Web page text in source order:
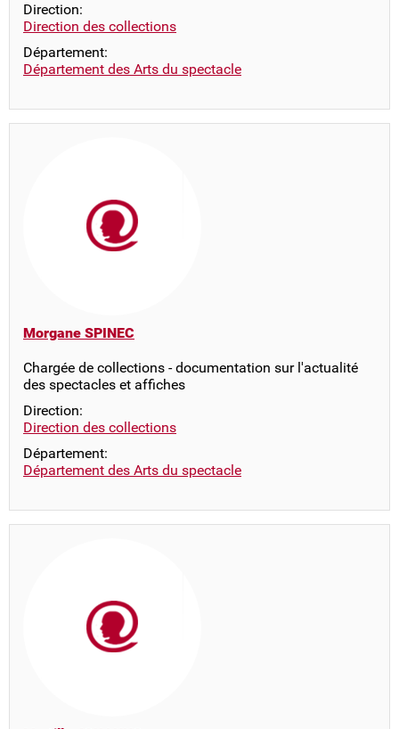
Direction:
Direction des collections
Département:
Département des Arts du spectacle
Morgane SPINEC
Chargée de collections - documentation sur l'actualité
des spectacles et affiches
Direction:
Direction des collections
Département:
Département des Arts du spectacle